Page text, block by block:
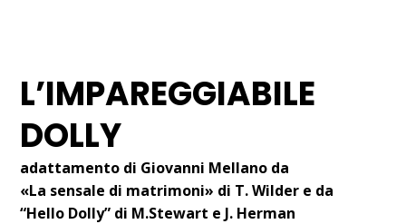
L’IMPAREGGIABILE
DOLLY
adattamento di Giovanni Mellano da
«La sensale di matrimoni» di T. Wilder e da
“Hello Dolly” di M.Stewart e J. Herman